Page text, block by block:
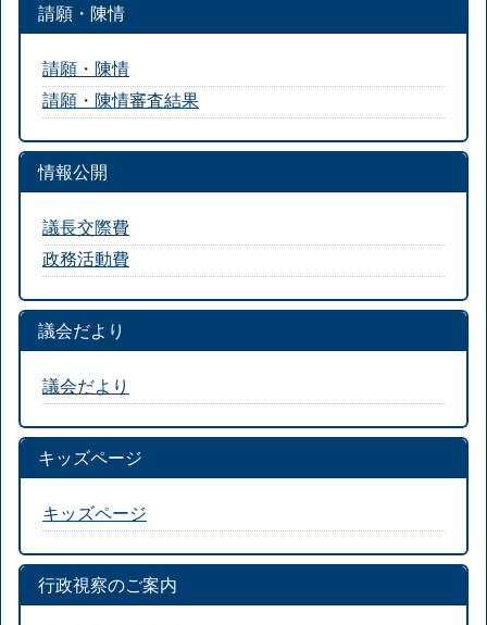
請願・陳情
請願・陳情
請願・陳情審査結果
情報公開
議長交際費
政務活動費
議会だより
議会だより
キッズページ
キッズページ
行政視察のご案内